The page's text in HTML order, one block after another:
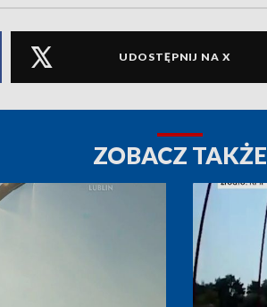
UDOSTĘPNIJ NA X
ZOBACZ TAKŻE